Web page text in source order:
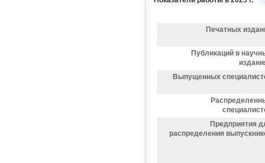
Печатных
Публикаций в
Выпущенных
Предприятия
распределения